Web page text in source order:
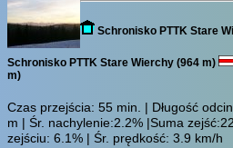
Schronisko PTTK Stare
Schronisko PTTK Stare Wierchy (964 m)
m)
Czas przejścia: 55 min.
| Długość
m | Śr. nachylenie:2.2% |Suma
zejściu: 6.1% | Śr. prędkość: 3.9 km/h